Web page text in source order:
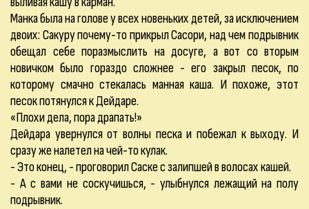
Манка была на голове у всех новеньких детей, за исключением
двоих: Сакуру почему-то прикрыл Сасори, над чем подрывник
обещал себе поразмыслить на досуге, а вот со вторым
новичком было гораздо сложнее - его закрыл песок, по
которому смачно стекалась манная каша. И похоже, этот
песок потянулся к Дейдаре.
«Плохи дела, пора драпать!»
Дейдара увернулся от волны песка и побежал к выходу. И
сразу же налетел на чей-то кулак.
- Это конец, - проговорил Саске с залипшей в волосах кашей.
- А с вами не соскучишься, - улыбнулся лежащий на полу
подрывник.